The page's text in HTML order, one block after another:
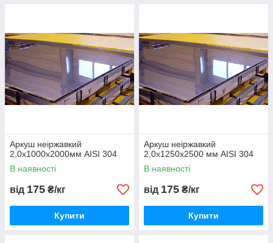
Аркуш неіржавкий
2,0х1000х2000мм AISI 304
В наявності
від 175 ₴/кг
Купити
Аркуш неіржавкий
2,0х1250х2500 мм AISI 304
В наявності
від 175 ₴/кг
Купити